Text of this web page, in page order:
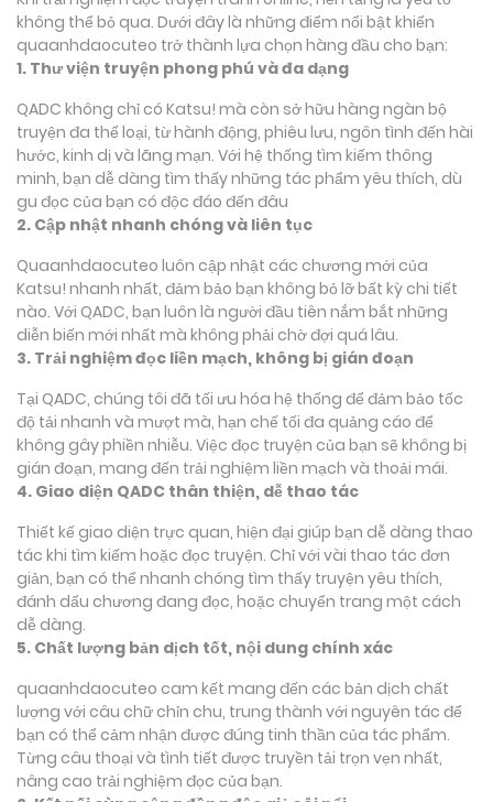
không thể bỏ qua. Dưới đây là những điểm nổi bật khiến
quaanhdaocuteo trở thành lựa chọn hàng đầu cho bạn:
1. Thư viện truyện phong phú và đa dạng
QADC không chỉ có Katsu! mà còn sở hữu hàng ngàn bộ
truyện đa thể loại, từ hành động, phiêu lưu, ngôn tình đến hài
hước, kinh dị và lãng mạn. Với hệ thống tìm kiếm thông
minh, bạn dễ dàng tìm thấy những tác phẩm yêu thích, dù
gu đọc của bạn có độc đáo đến đâu
2. Cập nhật nhanh chóng và liên tục
Quaanhdaocuteo luôn cập nhật các chương mới của
Katsu! nhanh nhất, đảm bảo bạn không bỏ lỡ bất kỳ chi tiết
nào. Với QADC, bạn luôn là người đầu tiên nắm bắt những
diễn biến mới nhất mà không phải chờ đợi quá lâu.
3. Trải nghiệm đọc liền mạch, không bị gián đoạn
Tại QADC, chúng tôi đã tối ưu hóa hệ thống để đảm bảo tốc
độ tải nhanh và mượt mà, hạn chế tối đa quảng cáo để
không gây phiền nhiễu. Việc đọc truyện của bạn sẽ không bị
gián đoạn, mang đến trải nghiệm liền mạch và thoải mái.
4. Giao diện QADC thân thiện, dễ thao tác
Thiết kế giao diện trực quan, hiện đại giúp bạn dễ dàng thao
tác khi tìm kiếm hoặc đọc truyện. Chỉ với vài thao tác đơn
giản, bạn có thể nhanh chóng tìm thấy truyện yêu thích,
đánh dấu chương đang đọc, hoặc chuyển trang một cách
dễ dàng.
5. Chất lượng bản dịch tốt, nội dung chính xác
quaanhdaocuteo cam kết mang đến các bản dịch chất
lượng với câu chữ chỉn chu, trung thành với nguyên tác để
bạn có thể cảm nhận được đúng tinh thần của tác phẩm.
Từng câu thoại và tình tiết được truyền tải trọn vẹn nhất,
nâng cao trải nghiệm đọc của bạn.